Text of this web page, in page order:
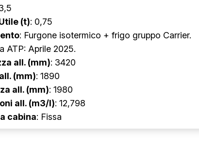
(t): 0,75
: Furgone isotermico + frigo gruppo Carrier.
ATP: Aprile 2025.
all. (mm): 3420
(mm): 1890
all. (mm): 1980
all. (m3/l): 12,798
cabina: Fissa